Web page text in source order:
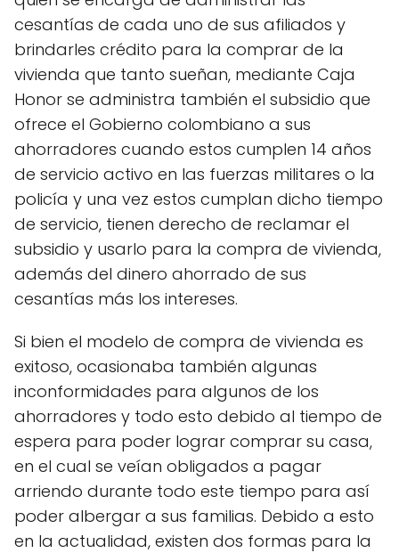
cesantías de cada uno de sus afiliados y
brindarles crédito para la comprar de la
vivienda que tanto sueñan, mediante Caja
Honor se administra también el subsidio que
ofrece el Gobierno colombiano a sus
ahorradores cuando estos cumplen 14 años
de servicio activo en las fuerzas militares o la
policía y una vez estos cumplan dicho tiempo
de servicio, tienen derecho de reclamar el
subsidio y usarlo para la compra de vivienda,
además del dinero ahorrado de sus
cesantías más los intereses.
Si bien el modelo de compra de vivienda es
exitoso, ocasionaba también algunas
inconformidades para algunos de los
ahorradores y todo esto debido al tiempo de
espera para poder lograr comprar su casa,
en el cual se veían obligados a pagar
arriendo durante todo este tiempo para así
poder albergar a sus familias. Debido a esto
en la actualidad, existen dos formas para la